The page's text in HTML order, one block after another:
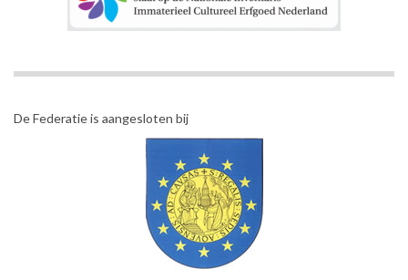
De Federatie is aangesloten bij